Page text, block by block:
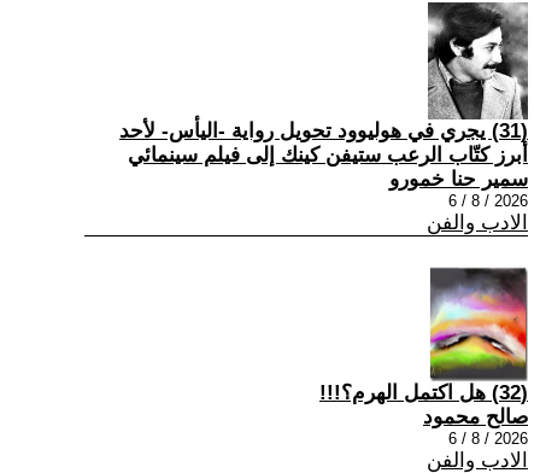
(31) يجري في هوليوود تحويل رواية -اليأس- لأحد
أبرز كتّاب الرعب ستيفن كينك إلى فيلم سينمائي
سمير حنا خمورو
2026 / 8 / 6
الادب والفن
(32) هل اكتمل الهرم؟!!!
صالح محمود
2026 / 8 / 6
الادب والفن